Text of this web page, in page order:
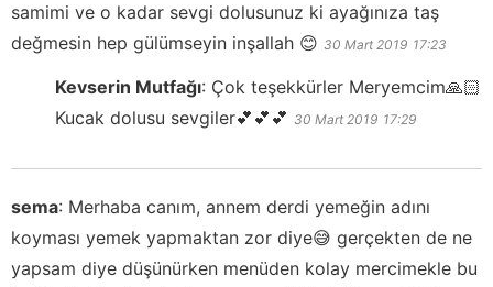
samimi ve o kadar sevgi dolusunuz ki ayağınıza taş
değmesin hep gülümseyin inşallah 😊 30 Mart 2019 17:23
Kevserin Mutfağı: Çok teşekkürler Meryemcim🙏🏻
Kucak dolusu sevgiler💕💕💕 30 Mart 2019 17:29
sema: Merhaba canım, annem derdi yemeğin adını
koyması yemek yapmaktan zor diye😅 gerçekten de ne
yapsam diye düşünürken menüden kolay mercimekle bu